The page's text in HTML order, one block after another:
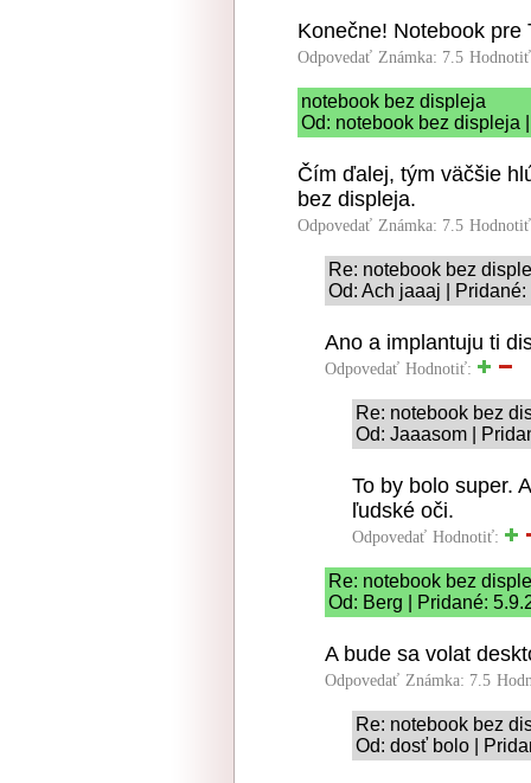
Konečne! Notebook pre
Odpovedať Známka: 7.5
notebook bez displeja
Od: notebook bez displeja
Čím ďalej, tým väčšie
bez displeja.
Odpovedať Známka: 7.5
Re: notebook bez
Od: Ach jaaaj |
Ano a implantuju ti
Odpovedať Hodnotiť:
Re: notebook bez
Od: Jaaasom |
To by bolo super.
ľudské oči.
Odpovedať Hodnotiť:
Re: notebook bez
Od: Berg | Pridané:
A bude sa volat
Odpovedať Známka: 7.5
Re: notebook bez
Od: dosť bolo |